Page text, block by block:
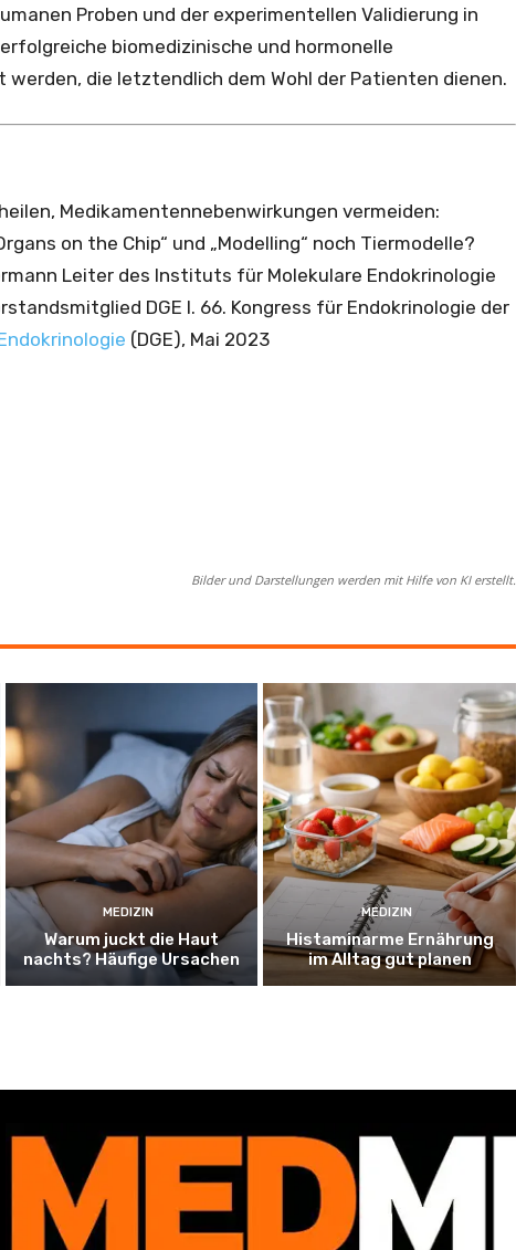
Proben und der experimentellen Validierung in
biomedizinische und hormonelle
werden, die letztendlich dem Wohl der Patienten dienen.
Medikamentennebenwirkungen vermeiden:
on the Chip“ und „Modelling“ noch Tiermodelle?
Leiter des Instituts für Molekulare Endokrinologie
DGE I. 66. Kongress für Endokrinologie der
(DGE), Mai 2023
Bilder und Darstellungen werden mit Hilfe von KI erstellt.
MEDIZIN
Warum juckt die Haut
nachts? Häufige Ursachen
MEDIZIN
Histaminarme Ernährung
im Alltag gut planen